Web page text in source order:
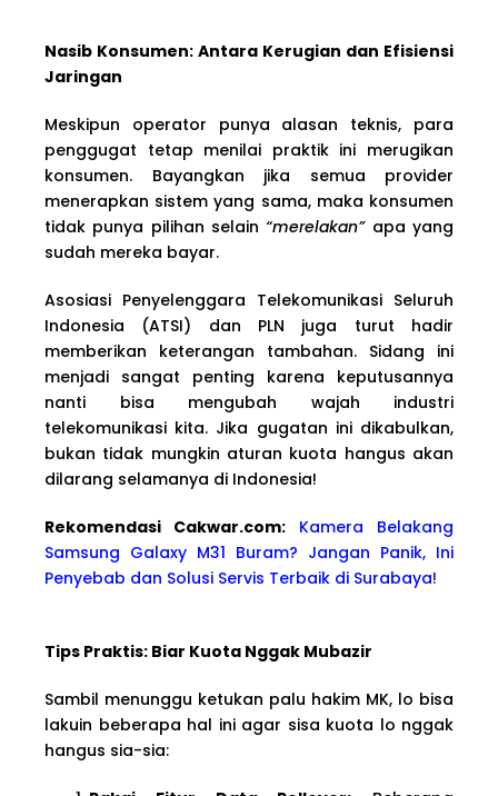
Nasib Konsumen: Antara Kerugian dan Efisiensi
Jaringan
Meskipun operator punya alasan teknis, para
penggugat tetap menilai praktik ini merugikan
konsumen. Bayangkan jika semua provider
menerapkan sistem yang sama, maka konsumen
tidak punya pilihan selain“merelakan”apa yang
sudah mereka bayar.
Asosiasi Penyelenggara Telekomunikasi Seluruh
Indonesia (ATSI) dan PLN juga turut hadir
memberikan keterangan tambahan. Sidang ini
menjadi sangat penting karena keputusannya
nanti bisa mengubah wajah industri
telekomunikasi kita. Jika gugatan ini dikabulkan,
bukan tidak mungkin aturan kuota hangus akan
dilarang selamanya di Indonesia!
Rekomendasi Cakwar.com: Kamera Belakang
Samsung Galaxy M31 Buram? Jangan Panik, Ini
Penyebab dan Solusi Servis Terbaik di Surabaya!
Tips Praktis: Biar Kuota Nggak Mubazir
Sambil menunggu ketukan palu hakim MK, lo bisa
lakuin beberapa hal ini agar sisa kuota lo nggak
hangus sia-sia: